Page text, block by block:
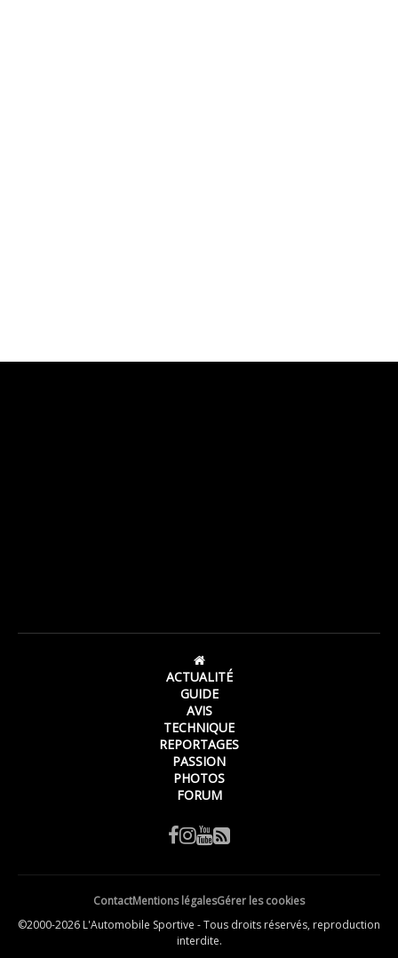
ACTUALITÉ
GUIDE
AVIS
TECHNIQUE
REPORTAGES
PASSION
PHOTOS
FORUM
ContactMentions légalesGérer les cookies
©2000-2026 L'Automobile Sportive - Tous droits réservés, reproduction
interdite.